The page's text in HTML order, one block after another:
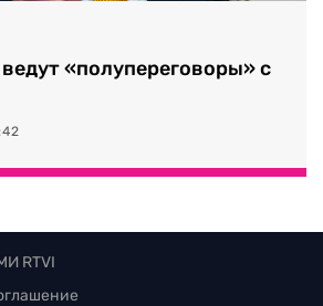
«полупереговоры» с
RTVI